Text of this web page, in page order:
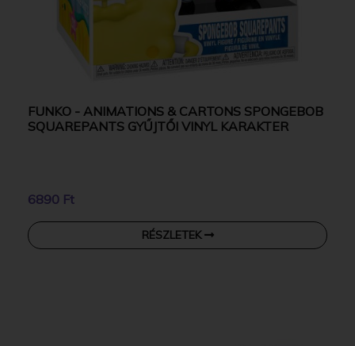
FUNKO - ANIMATIONS & CARTONS SPONGEBOB
SQUAREPANTS GYŰJTŐI VINYL KARAKTER
6890 Ft
RÉSZLETEK